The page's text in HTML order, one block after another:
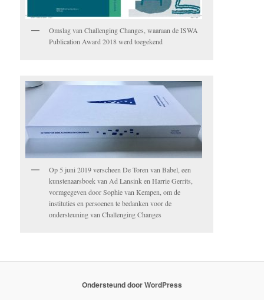
Omslag van Challenging Changes, waaraan de ISWA
Publication Award 2018 werd toegekend
Op 5 juni 2019 verscheen De Toren van Babel, een
kunstenaarsboek van Ad Lansink en Harrie Gerrits,
vormgegeven door Sophie van Kempen, om de
instituties en persoenen te bedanken voor de
ondersteuning van Challenging Changes
Ondersteund door WordPress